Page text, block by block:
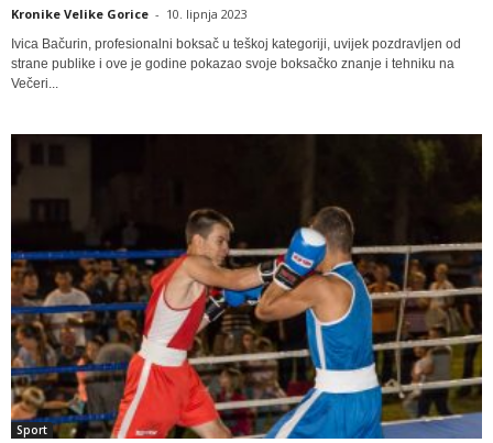
Kronike Velike Gorice - 10. lipnja 2023
Ivica Bačurin, profesionalni boksač u teškoj kategoriji, uvijek pozdravljen od
strane publike i ove je godine pokazao svoje boksačko znanje i tehniku na
Večeri...
Sport